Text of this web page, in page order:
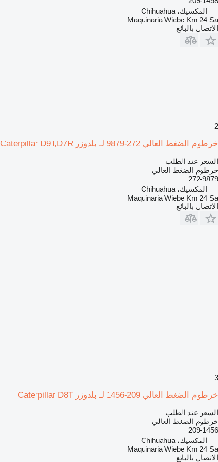
المكسيك، Chihuahua
Maquinaria Wiebe Km 24 Sa
الاتصال بالبائع
2
خرطوم الضغط العالي 272-9879 لـ بلدوزر Caterpillar D9T,D7R
السعر عند الطلب
خرطوم الضغط العالي
272-9879
المكسيك، Chihuahua
Maquinaria Wiebe Km 24 Sa
الاتصال بالبائع
3
خرطوم الضغط العالي 209-1456 لـ بلدوزر Caterpillar D8T
السعر عند الطلب
خرطوم الضغط العالي
209-1456
المكسيك، Chihuahua
Maquinaria Wiebe Km 24 Sa
الاتصال بالبائع